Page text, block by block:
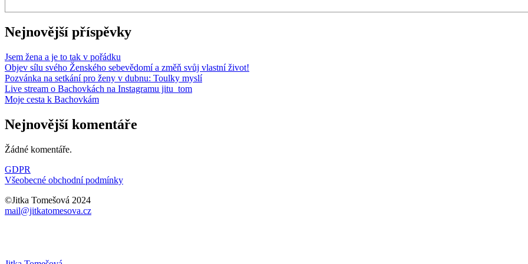
Nejnovější příspěvky
Jsem žena a je to tak v pořádku
Objev sílu svého Ženského sebevědomí a změň svůj vlastní život!
Pozvánka na setkání pro ženy v dubnu: Toulky myslí
Live stream o Bachovkách na Instagramu jitu_tom
Moje cesta k Bachovkám
Nejnovější komentáře
Žádné komentáře.
GDPR
Všeobecné obchodní podmínky
©Jitka Tomešová 2024
mail@jitkatomesova.cz